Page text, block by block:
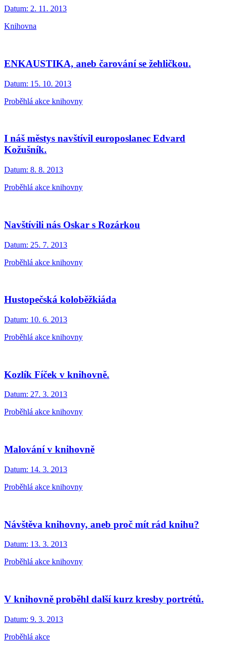
Datum: 2. 11. 2013
Knihovna
ENKAUSTIKA, aneb čarování se žehličkou.
Datum: 15. 10. 2013
Proběhlá akce knihovny
I náš městys navštívil europoslanec Edvard
Kožušník.
Datum: 8. 8. 2013
Proběhlá akce knihovny
Navštívili nás Oskar s Rozárkou
Datum: 25. 7. 2013
Proběhlá akce knihovny
Hustopečská koloběžkiáda
Datum: 10. 6. 2013
Proběhlá akce knihovny
Kozlík Fíček v knihovně.
Datum: 27. 3. 2013
Proběhlá akce knihovny
Malování v knihovně
Datum: 14. 3. 2013
Proběhlá akce knihovny
Návštěva knihovny, aneb proč mít rád knihu?
Datum: 13. 3. 2013
Proběhlá akce knihovny
V knihovně proběhl další kurz kresby portrétů.
Datum: 9. 3. 2013
Proběhlá akce